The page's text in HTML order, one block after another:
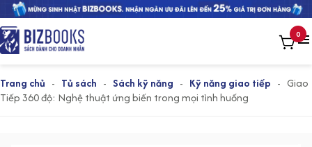
0
Trang chủ - Tủ sách - Sách kỹ năng - Kỹ năng giao tiếp - Giao
Tiếp 360 độ: Nghệ thuật ứng biến trong mọi tình huống